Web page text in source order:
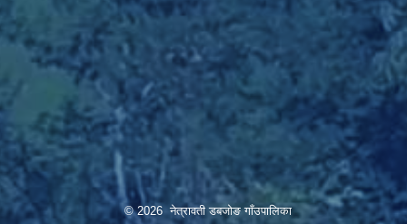
© 2026 नेत्रावती डबजोङ गाँउपालिका